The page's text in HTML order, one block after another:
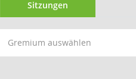
Sitzungen
Gremium auswählen